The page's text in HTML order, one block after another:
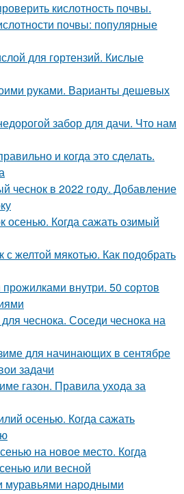
кислотность почвы.
почвы: популярные
для гортензий. Кислые
руками. Варианты дешевых
забор для дачи. Что нам
и когда это сделать.
чеснок в 2022 году. Добавление
осенью. Когда сажать озимый
с желтой мякотью. Как подобрать
внутри. 50 сортов
чеснока. Соседи чеснока на
для начинающих в сентябре
задачи
газон. Правила ухода за
осенью. Когда сажать
на новое место. Когда
или весной
муравьями народными